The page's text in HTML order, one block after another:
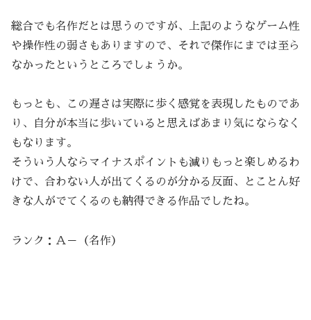
総合でも名作だとは思うのですが、上記のようなゲーム性
や操作性の弱さもありますので、それで傑作にまでは至ら
なかったというところでしょうか。
もっとも、この遅さは実際に歩く感覚を表現したものであ
り、自分が本当に歩いていると思えばあまり気にならなく
もなります。
そういう人ならマイナスポイントも減りもっと楽しめるわ
けで、合わない人が出てくるのが分かる反面、とことん好
きな人がでてくるのも納得できる作品でしたね。
ランク：Ａ－（名作）